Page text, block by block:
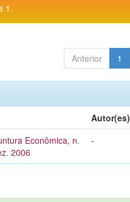
1.
Anterior 1
Autor(es)
Econômica, n.
2006
-